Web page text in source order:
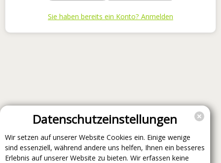
Sie haben bereits ein Konto? Anmelden
Datenschutzeinstellungen
Wir setzen auf unserer Website Cookies ein. Einige wenige
sind essenziell, während andere uns helfen, Ihnen ein besseres
Erlebnis auf unserer Website zu bieten. Wir erfassen keine